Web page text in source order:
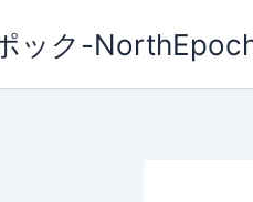
ック-